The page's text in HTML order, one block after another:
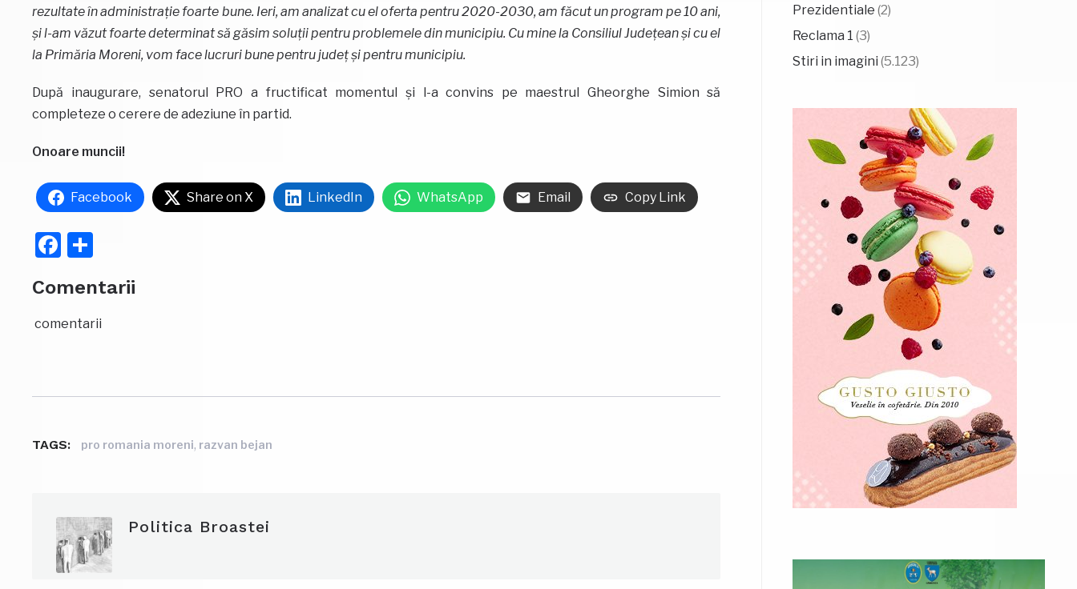
rezultate în administrație foarte bune. Ieri, am analizat cu el oferta pentru 2020-2030, am făcut un program pe 10 ani,
și l-am văzut foarte determinat să găsim soluții pentru problemele din municipiu. Cu mine la Consiliul Județean și cu el
la Primăria Moreni, vom face lucruri bune pentru județ și pentru municipiu.
După inaugurare, senatorul PRO a fructificat momentul și l-a convins pe maestrul Gheorghe Simion să
completeze o cerere de adeziune în partid.
Onoare muncii!
Facebook Share on X LinkedIn WhatsApp Email Copy Link
Facebook
Comentarii
comentarii
TAGS: pro romania moreni, razvan bejan
Politica Broastei
Prezidentiale (2)
Reclama 1 (3)
Stiri in imagini (5.123)